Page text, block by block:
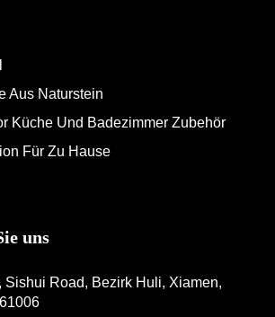
Aus Naturstein
Küche Und Badezimmer Zubehör
Für Zu Hause
uns
Sishui Road, Bezirk Huli, Xiamen,